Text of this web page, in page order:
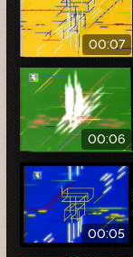
00:07
00:06
00:05